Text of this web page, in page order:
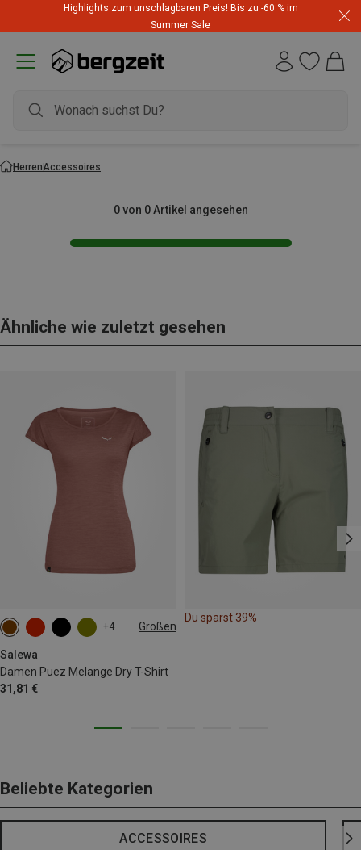
Highlights zum unschlagbaren Preis! Bis zu -60 % im
Summer Sale
HerrenAccessoires
0 von 0 Artikel angesehen
Ähnliche wie zuletzt gesehen
+4 Größen
Salewa
Damen Puez Melange Dry T-Shirt
31,81 €
XS S M
XXL
Du sparst 39%
Beliebte Kategorien
ACCESSOIRES